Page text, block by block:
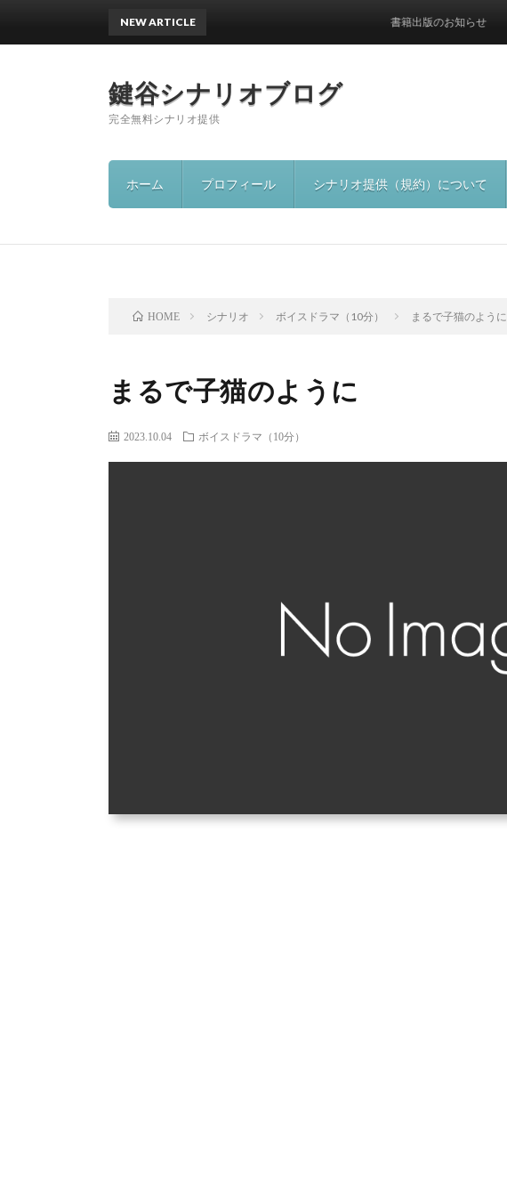
鍵谷シナリオブログ
完全無料シナリオ提供
ホーム プロフィール シナリオ提供（規約）について
NEW ARTICLE 書籍出版のお知らせ
HOME シナリオ ボイスドラマ（10分） まるで子猫のように
まるで子猫のように
2023.10.04 ボイスドラマ（10分）